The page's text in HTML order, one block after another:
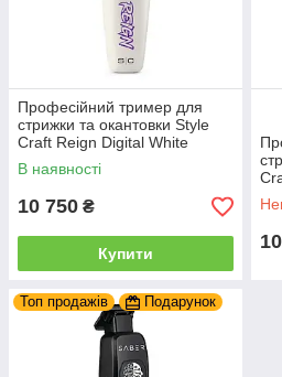
Професійний тример для
стрижки та окантовки Style
Craft Reign Digital White
(SC422W)
В наявності
10 750 ₴
Купити
Топ продажів Подарунок